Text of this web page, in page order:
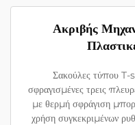
Ακριβής
Σακούλες τύπου
σφραγισμένες τρεις
με θερμή σφράγιση
χρήση συγκεκριμένων